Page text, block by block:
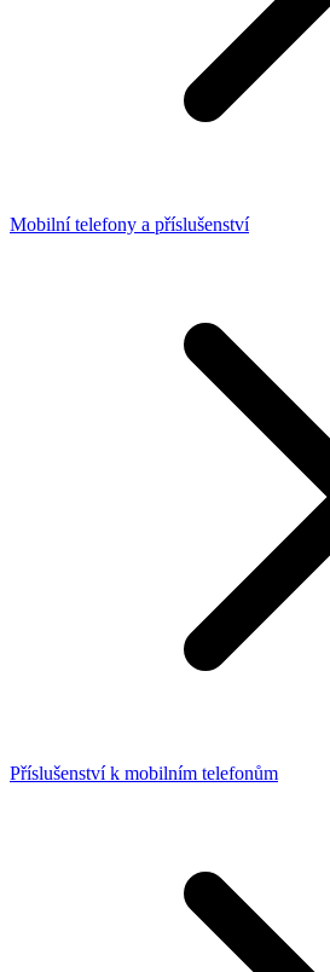
Mobilní telefony a příslušenství
Příslušenství k mobilním telefonům